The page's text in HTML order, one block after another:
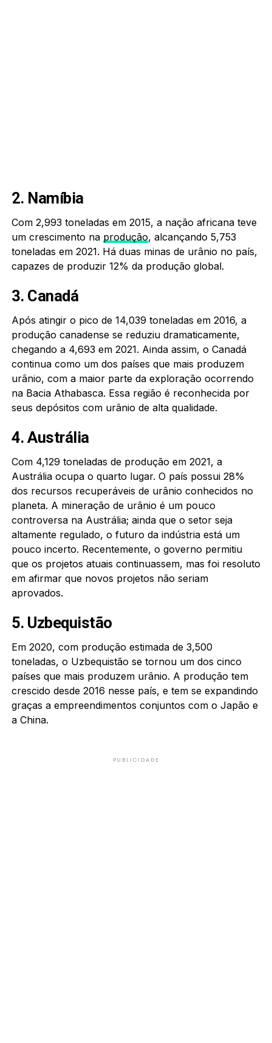
2. Namíbia
Com 2,993 toneladas em 2015, a nação africana teve
um crescimento na produção, alcançando 5,753
toneladas em 2021. Há duas minas de urânio no país,
capazes de produzir 12% da produção global.
3. Canadá
Após atingir o pico de 14,039 toneladas em 2016, a
produção canadense se reduziu dramaticamente,
chegando a 4,693 em 2021. Ainda assim, o Canadá
continua como um dos países que mais produzem
urânio, com a maior parte da exploração ocorrendo
na Bacia Athabasca. Essa região é reconhecida por
seus depósitos com urânio de alta qualidade.
4. Austrália
Com 4,129 toneladas de produção em 2021, a
Austrália ocupa o quarto lugar. O país possui 28%
dos recursos recuperáveis de urânio conhecidos no
planeta. A mineração de urânio é um pouco
controversa na Austrália; ainda que o setor seja
altamente regulado, o futuro da indústria está um
pouco incerto. Recentemente, o governo permitiu
que os projetos atuais continuassem, mas foi resoluto
em afirmar que novos projetos não seriam
aprovados.
5. Uzbequistão
Em 2020, com produção estimada de 3,500
toneladas, o Uzbequistão se tornou um dos cinco
países que mais produzem urânio. A produção tem
crescido desde 2016 nesse país, e tem se expandindo
graças a empreendimentos conjuntos com o Japão e
a China.
PUBLICIDADE